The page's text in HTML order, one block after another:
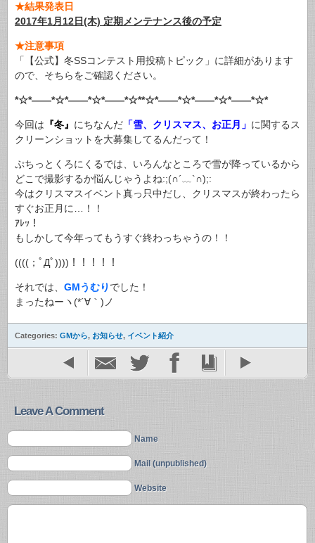
★結果発表日
2017年1月12日(木) 定期メンテナンス後の予定
★注意事項
「【公式】冬SSコンテスト用投稿トピック」に詳細があります
ので、そちらをご確認ください。
*☆*――*☆*――*☆*――*☆**☆*――*☆*――*☆*――*☆*
今回は 『冬』 にちなんだ 「雪、クリスマス、お正月」 に関するス
クリーンショットを大募集してるんだって！
ぷちっとくろにくるでは、いろんなところで雪が降っているから
どこで撮影するか悩んじゃうよね:;(∩´﹏`∩);:
今はクリスマスイベント真っ只中だし、クリスマスが終わったら
すぐお正月に…！！
ｱﾚｯ！
もしかして今年ってもうすぐ終わっちゃうの！！
((((；ﾟДﾟ))))！！！！！
それでは、 GMうむり でした！
まったねーヽ(*´∀｀)ノ
Categories: GMから, お知らせ, イベント紹介
Leave A Comment
Name
Mail (unpublished)
Website